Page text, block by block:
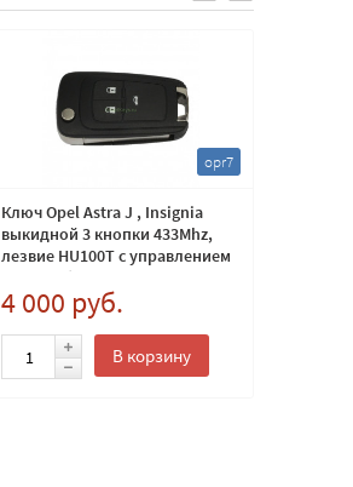
opr7
Ключ Opel Astra J , Insignia
выкидной 3 кнопки 433Mhz,
лезвие HU100T с управлением
электробагажником
4 000 руб.
В корзину